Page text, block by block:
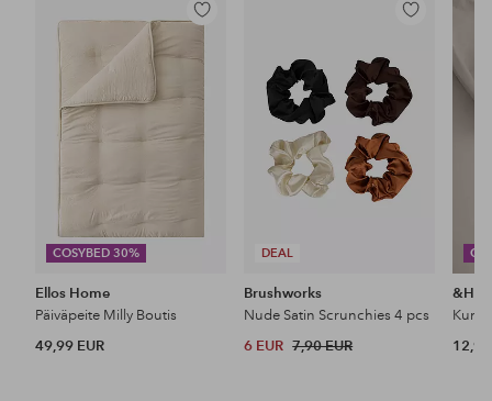
COSYBED 30%
Lisää
Ellos Home
Päiväpeite Milly Boutis
49,99 EUR
DEAL
Lisää
Brushworks
Nude Satin Scrunchies 4 pcs
6 EUR 7,90 EUR 12,99